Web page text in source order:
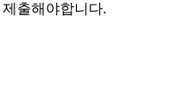
출해야합니다.